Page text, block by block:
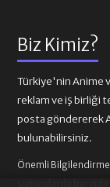
Biz Kimiz?
Türkiye'nin Anime
reklam ve iş birliği
posta göndererek
bulunabilirsiniz.
Önemli